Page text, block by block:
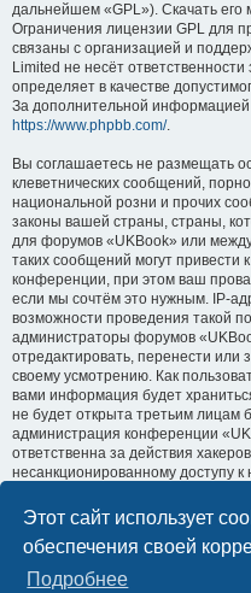
Этот сайт использует
обеспечения своей
Подробнее
дальнейшем «GPL»). Скачать его
Ограничения лицензии GPL для
связаны с организацией и
Limited не несёт
определяет в качестве
За дополнительной
https://www.phpbb.com/.
Вы соглашаетесь не размещать
клеветнических сообщений,
национальной розни и прочих
законы вашей страны, страны,
для форумов «UKBook» или
таких сообщений могут
конференции, при этом ваш
если мы сочтём это нужным. IP-
возможности проведения такой
администраторы форумов
отредактировать, перенести
своему усмотрению. Как
вами информация будет
не будет открыта третьим лицам
администрация конференции
ответственна за действия
несанкционированному доступу к
Вернуться на предыдущую
Все статьи